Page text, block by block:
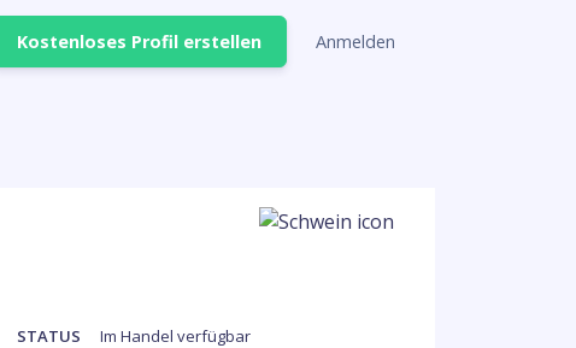
Kostenloses Profil erstellen Anmelden
STATUS Im Handel verfügbar